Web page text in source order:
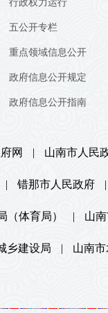
行政权力运行
五公开专栏
重点领域信息公开
政府信息公开规定
政府信息公开指南
网 | 山南市人民
| 错那市人民政府 |
（体育局） | 山
乡建设局 | 山南